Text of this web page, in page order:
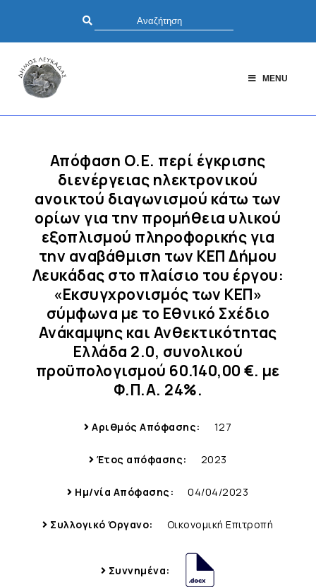
MENU
Απόφαση Ο.Ε. περί έγκρισης
διενέργειας ηλεκτρονικού
ανοικτού διαγωνισμού κάτω των
ορίων για την προμήθεια υλικού
εξοπλισμού πληροφορικής για
την αναβάθμιση των ΚΕΠ Δήμου
Λευκάδας στο πλαίσιο του έργου:
«Εκσυγχρονισμός των ΚΕΠ»
σύμφωνα με το Εθνικό Σχέδιο
Ανάκαμψης και Ανθεκτικότητας
Ελλάδα 2.0, συνολικού
προϋπολογισμού 60.140,00 €. με
Φ.Π.Α. 24%.
Αριθμός Απόφασης: 127
Έτος απόφασης: 2023
Ημ/νία Απόφασης: 04/04/2023
Συλλογικό Όργανο: Οικονομική Επιτροπή
Συννημένα: